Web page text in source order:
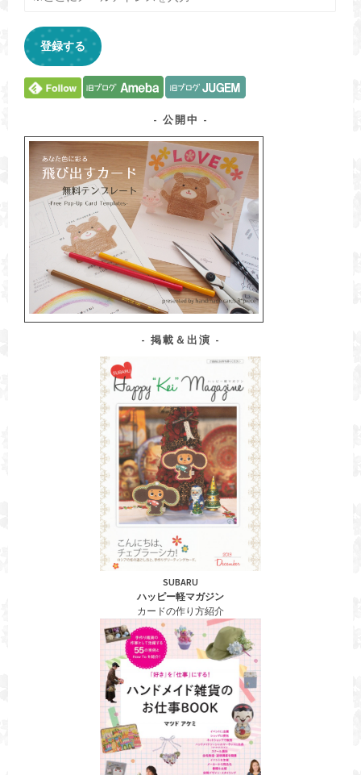
に
メ
ー
ル
ア
を
登録する
公開中
掲載＆出演
SUBARU
ハッピー軽マガジン
カードの作り方紹介